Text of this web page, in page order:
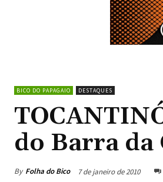
BICO DO PAPAGAIO DESTAQUES
do Barra da
By Folha do Bico 7 de janeiro de 2010